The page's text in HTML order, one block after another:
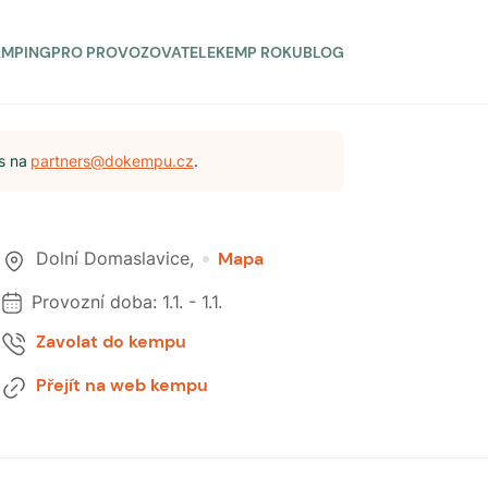
PRO PROVOZOVATELEKEMP ROKUBLOG
na partners@dokempu.cz.
Dolní Domaslavice, Mapa
Provozní doba: 1.1. - 1.1.
Zavolat do kempu
Přejít na web kempu